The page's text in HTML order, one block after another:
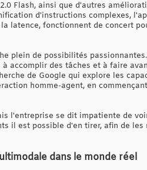
Flash, ainsi que d'autres
d'instructions complexes,
fonctionnent de concert
plein de possibilités
accomplir des tâches et à faire
de Google qui explore les
homme-agent, en
l'entreprise se dit impatiente de
il est possible d'en tirer, afin de
dans le monde réel